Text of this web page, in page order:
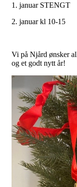
1. januar STENGT
2. januar kl 10-15
Vi på Njård ønsker
og et godt nytt år!